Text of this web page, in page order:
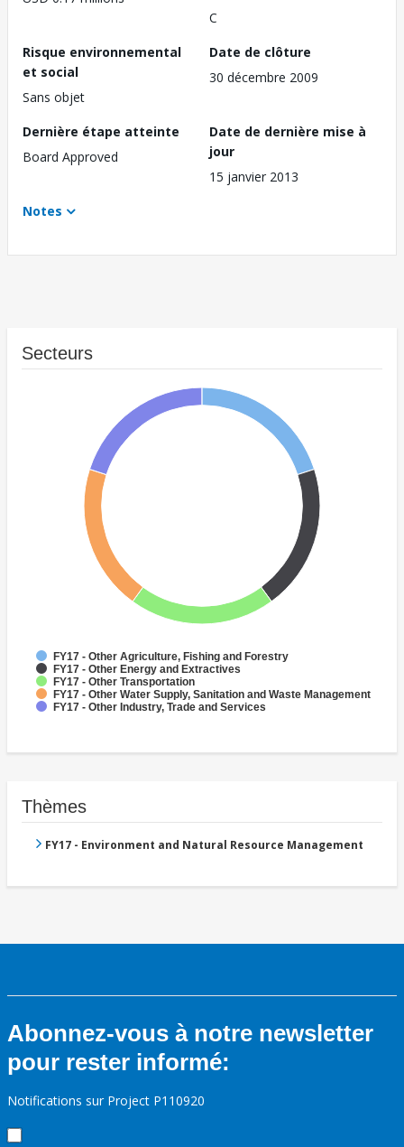
C
Risque environnemental
et social
Sans objet
Date de clôture
30 décembre 2009
Dernière étape atteinte
Board Approved
Date de dernière mise à
jour
15 janvier 2013
Notes
Secteurs
FY17 - Other Agriculture, Fishing and Forestry
FY17 - Other Energy and Extractives
FY17 - Other Transportation
FY17 - Other Water Supply, Sanitation and Waste Management
FY17 - Other Industry, Trade and Services
Thèmes
FY17 - Environment and Natural Resource Management
Abonnez-vous à notre newsletter
pour rester informé:
Notifications sur Project P110920